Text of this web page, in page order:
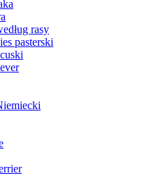
rasy
pasterski